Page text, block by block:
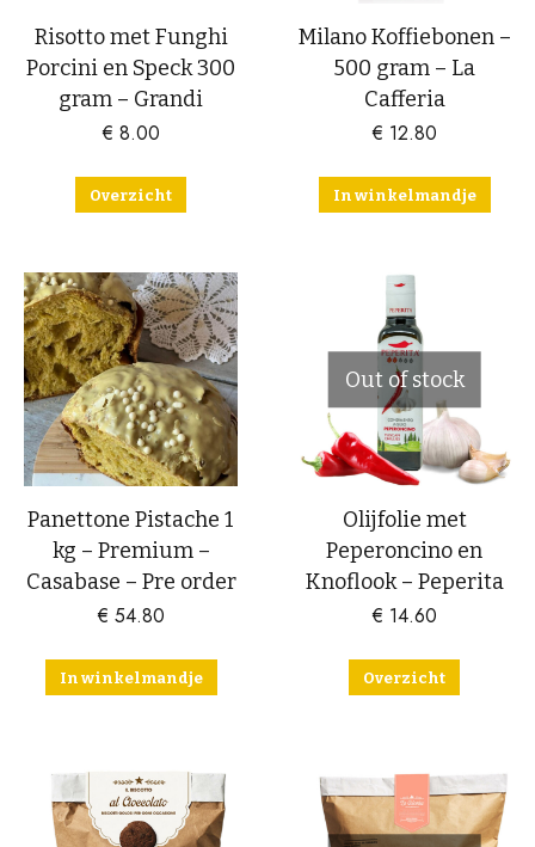
Risotto met Funghi
Porcini en Speck 300
gram – Grandi
€ 8.00
Overzicht
Milano Koffiebonen –
500 gram – La
Cafferia
€ 12.80
In winkelmandje
Panettone Pistache 1
kg – Premium –
Casabase – Pre order
€ 54.80
In winkelmandje
Out of stock
Olijfolie met
Peperoncino en
Knoflook – Peperita
€ 14.60
Overzicht